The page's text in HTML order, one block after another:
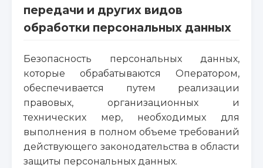
передачи и других видов
обработки персональных данных
Безопасность персональных данных,
которые обрабатываются Оператором,
обеспечивается путем реализации
правовых, организационных и
технических мер, необходимых для
выполнения в полном объеме требований
действующего законодательства в области
защиты персональных данных.